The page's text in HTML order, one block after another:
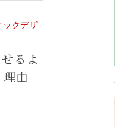
ックデザ
るよ
理由